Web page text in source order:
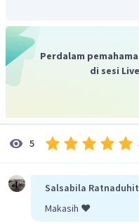
Perdalam
di sesi
5
Salsabila
Makasih ❤️